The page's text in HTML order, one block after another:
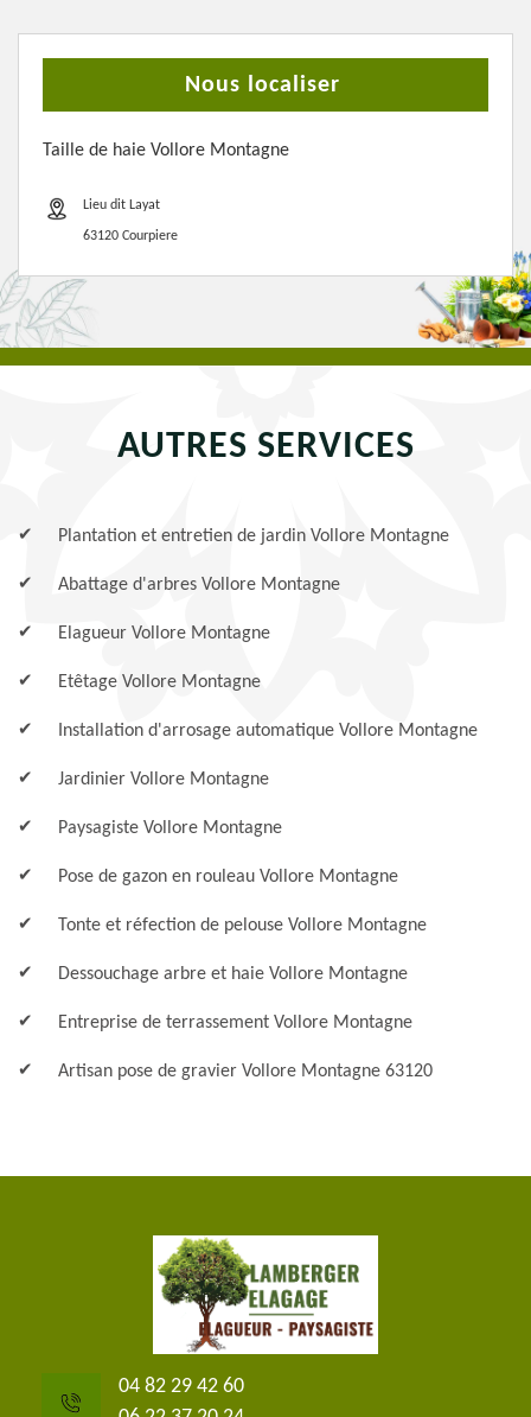
Nous localiser
Taille de haie Vollore Montagne
Lieu dit Layat
63120 Courpiere
AUTRES SERVICES
Plantation et entretien de jardin Vollore Montagne
Abattage d'arbres Vollore Montagne
Elagueur Vollore Montagne
Etêtage Vollore Montagne
Installation d'arrosage automatique Vollore Montagne
Jardinier Vollore Montagne
Paysagiste Vollore Montagne
Pose de gazon en rouleau Vollore Montagne
Tonte et réfection de pelouse Vollore Montagne
Dessouchage arbre et haie Vollore Montagne
Entreprise de terrassement Vollore Montagne
Artisan pose de gravier Vollore Montagne 63120
04 82 29 42 60